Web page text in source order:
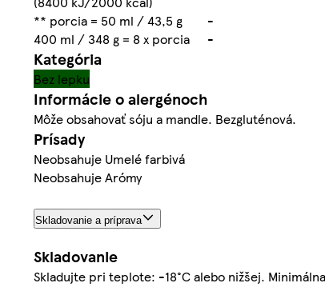
** porcia = 50 ml / 43,5 g -
400 ml / 348 g = 8 x porcia
-
Kategória
Bez lepku
Informácie o alergénoch
Môže obsahovať sóju a mandle. Bezgluténová.
Prísady
Neobsahuje Umelé farbivá
Neobsahuje Arómy
Skladovanie a príprava
Skladovanie
Skladujte pri teplote: -18°C alebo nižšej.